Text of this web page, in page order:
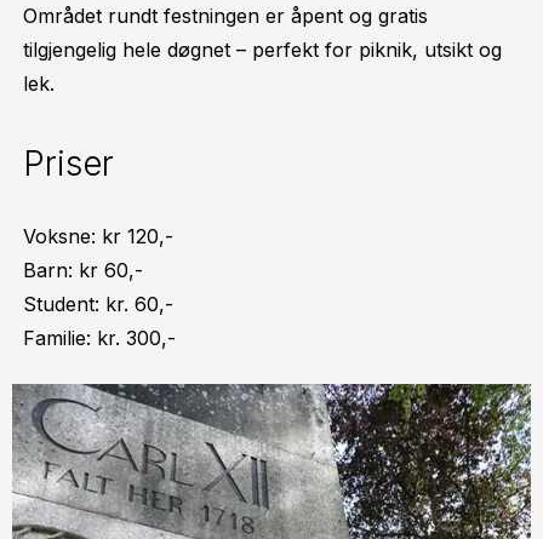
Området rundt festningen er åpent og gratis
tilgjengelig hele døgnet – perfekt for piknik, utsikt og
lek.
Priser
Voksne: kr 120,-
Barn: kr 60,-
Student: kr. 60,-
Familie: kr. 300,-